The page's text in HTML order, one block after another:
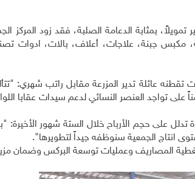
91 متراً، وتقديم ثلاجة، مكبس جبنة، علاجات، أعلاف، بالات،
عائلة تدير المزرعة مقابل راتب شهري:
منهم 11 سيدة". يضيف مثمناً على تواجد العنصر النسائي لدعم
على حجم الأرباح خلال الستة شهور الأخيرة:
المصاريف وعمليات توسعة البركس وضمان